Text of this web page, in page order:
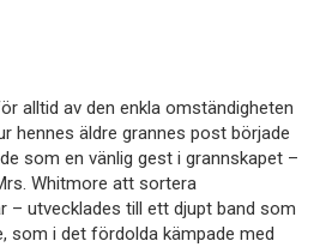
alltid av den enkla omständigheten
hennes äldre grannes post började
som en vänlig gest i grannskapet –
Whitmore att sortera
– utvecklades till ett djupt band som
som i det fördolda kämpade med